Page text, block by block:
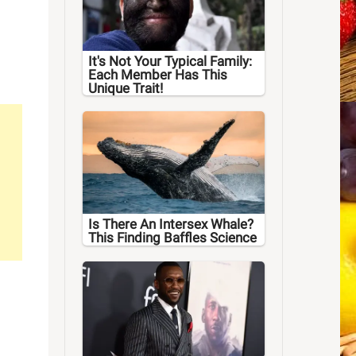
It's Not Your Typical Family:
Each Member Has This
Unique Trait!
Is There An Intersex Whale?
This Finding Baffles Science